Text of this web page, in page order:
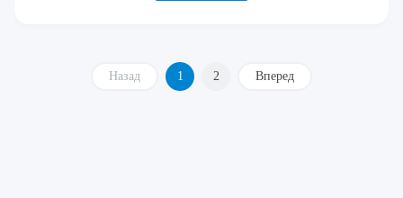
Назад 1 2 Вперед